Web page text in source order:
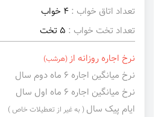
تعداد اتاق خواب : 4 خواب
تعداد تخت خواب : 5 تخت
نرخ اجاره روزانه از (هرشب)
نرخ میانگین اجاره ۶ ماه دوم سال
نرخ میانگین اجاره ۶ ماه اول سال
ایام پیک سال ( به غیر از تعطیلات خاص )